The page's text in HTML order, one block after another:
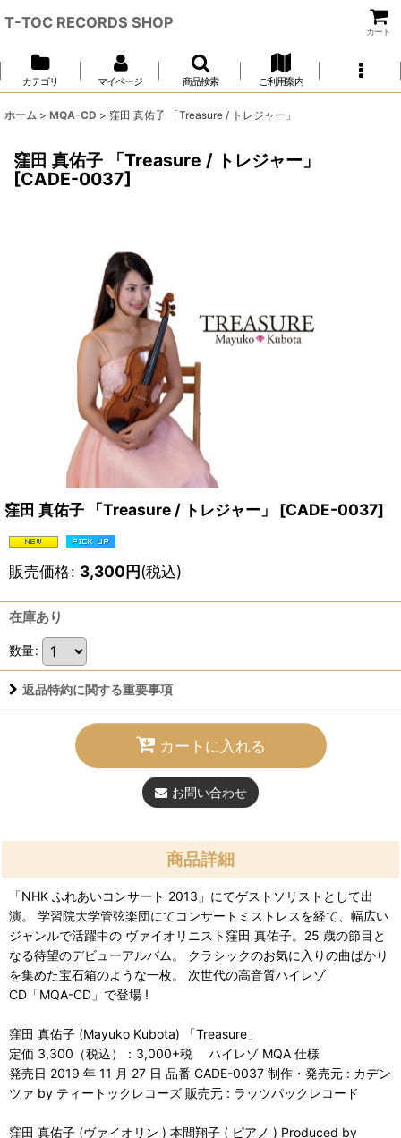
T-TOC RECORDS SHOP
カート
カテゴリ マイページ 商品検索 ご利用案内
ホーム > MQA-CD > 窪田 真佑子 「Treasure / トレジャー」
窪田 真佑子 「Treasure / トレジャー」
[CADE-0037]
窪田 真佑子 「Treasure / トレジャー」 [CADE-0037]
販売価格: 3,300円(税込)
在庫あり
数量:
返品特約に関する重要事項
カートに入れる
お問い合わせ
商品詳細
「NHK ふれあいコンサート 2013」にてゲストソリストとして出
演。 学習院大学管弦楽団にてコンサートミストレスを経て、幅広い
ジャンルで活躍中の ヴァイオリニスト窪田 真佑子。25 歳の節目と
なる待望のデビューアルバム。 クラシックのお気に入りの曲ばかり
を集めた宝石箱のような一枚。 次世代の高音質ハイレゾ
CD「MQA-CD」で登場 !
窪田 真佑子 (Mayuko Kubota) 「Treasure」
定価 3,300（税込）：3,000+税 ハイレゾ MQA 仕様
発売日 2019 年 11 月 27 日 品番 CADE-0037 制作・発売元 : カデン
ツァ by ティートックレコーズ 販売元 : ラッツパックレコード
窪田 真佑子 (ヴァイオリン ) 本間翔子 ( ピアノ ) Produced by